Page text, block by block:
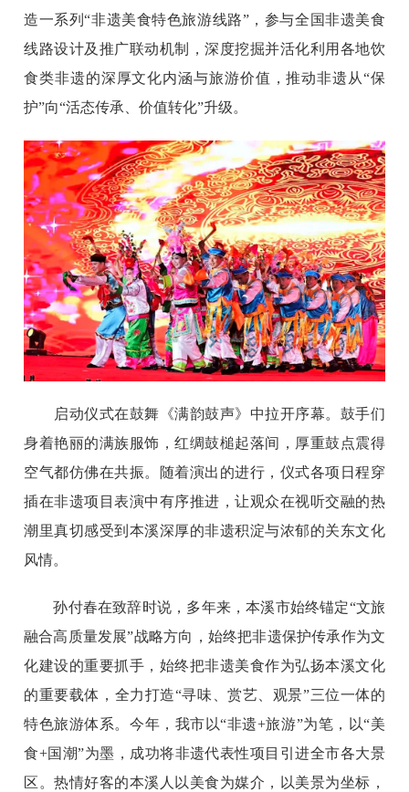
造一系列“非遗美食特色旅游线路”，参与全国非遗美食
线路设计及推广联动机制，深度挖掘并活化利用各地饮
食类非遗的深厚文化内涵与旅游价值，推动非遗从“保
护”向“活态传承、价值转化”升级。
启动仪式在鼓舞《满韵鼓声》中拉开序幕。鼓手们
身着艳丽的满族服饰，红绸鼓槌起落间，厚重鼓点震得
空气都仿佛在共振。随着演出的进行，仪式各项日程穿
插在非遗项目表演中有序推进，让观众在视听交融的热
潮里真切感受到本溪深厚的非遗积淀与浓郁的关东文化
风情。
孙付春在致辞时说，多年来，本溪市始终锚定“文旅
融合高质量发展”战略方向，始终把非遗保护传承作为文
化建设的重要抓手，始终把非遗美食作为弘扬本溪文化
的重要载体，全力打造“寻味、赏艺、观景”三位一体的
特色旅游体系。今年，我市以“非遗+旅游”为笔，以“美
食+国潮”为墨，成功将非遗代表性项目引进全市各大景
区。热情好客的本溪人以美食为媒介，以美景为坐标，